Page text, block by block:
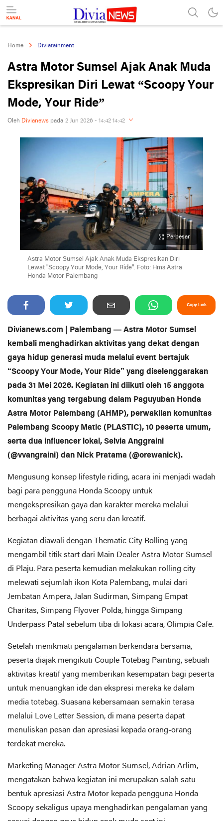
divianews.com
Home Diviatainment
Astra Motor Sumsel Ajak Anak Muda
Ekspresikan Diri Lewat “Scoopy Your
Mode, Your Ride”
Oleh Divianews pada 2 Jun 2026 - 14:42 14:42
Perbesar
Astra Motor Sumsel Ajak Anak Muda Ekspresikan Diri
Lewat "Scoopy Your Mode, Your Ride". Foto: Hms Astra
Honda Motor Palembang
Copy Link
Divianews.com | Palembang — Astra Motor Sumsel
kembali menghadirkan aktivitas yang dekat dengan
gaya hidup generasi muda melalui event bertajuk
“Scoopy Your Mode, Your Ride” yang diselenggarakan
pada 31 Mei 2026. Kegiatan ini diikuti oleh 15 anggota
komunitas yang tergabung dalam Paguyuban Honda
Astra Motor Palembang (AHMP), perwakilan komunitas
Palembang Scoopy Matic (PLASTIC), 10 peserta umum,
serta dua influencer lokal, Selvia Anggraini
(@vvangraini) dan Nick Pratama (@orewanick).
Mengusung konsep lifestyle riding, acara ini menjadi wadah
bagi para pengguna Honda Scoopy untuk
mengekspresikan gaya dan karakter mereka melalui
berbagai aktivitas yang seru dan kreatif.
Kegiatan diawali dengan Thematic City Rolling yang
mengambil titik start dari Main Dealer Astra Motor Sumsel
di Plaju. Para peserta kemudian melakukan rolling city
melewati sejumlah ikon Kota Palembang, mulai dari
Jembatan Ampera, Jalan Sudirman, Simpang Empat
Charitas, Simpang Flyover Polda, hingga Simpang
Underpass Patal sebelum tiba di lokasi acara, Olimpia Cafe.
Setelah menikmati pengalaman berkendara bersama,
peserta diajak mengikuti Couple Totebag Painting, sebuah
aktivitas kreatif yang memberikan kesempatan bagi peserta
untuk menuangkan ide dan ekspresi mereka ke dalam
media totebag. Suasana kebersamaan semakin terasa
melalui Love Letter Session, di mana peserta dapat
menuliskan pesan dan apresiasi kepada orang-orang
terdekat mereka.
Marketing Manager Astra Motor Sumsel, Adrian Arlim,
mengatakan bahwa kegiatan ini merupakan salah satu
bentuk apresiasi Astra Motor kepada pengguna Honda
Scoopy sekaligus upaya menghadirkan pengalaman yang